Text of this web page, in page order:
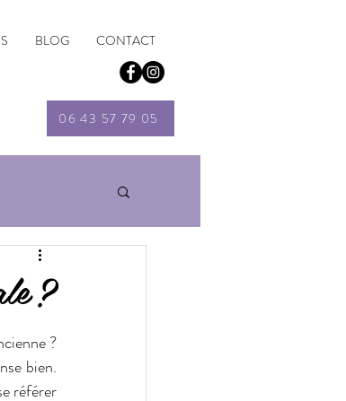
BLOG CONTACT
06 43 57 79 05
?
?
bien.
référer